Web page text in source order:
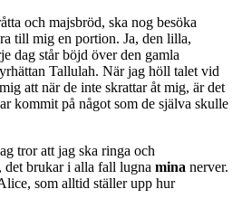
och majsbröd, ska nog besöka
till mig en portion. Ja, den lilla,
dag står böjd över den gamla
Tallulah. När jag höll talet vid
att när de inte skrattar åt mig, är det
kommit på något som de själva skulle
tror att jag ska ringa och
det brukar i alla fall lugna mina nerver.
som alltid ställer upp hur